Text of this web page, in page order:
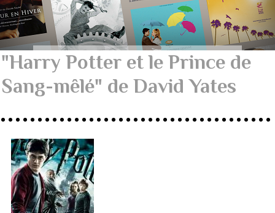
"Harry Potter et le Prince de
Sang-mêlé" de David Yates